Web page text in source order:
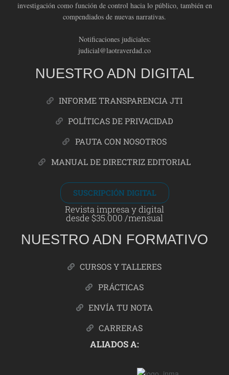
investigación como función de control hacia lo público, también en
compendiados de nuevas narrativas.
Notificaciones judiciales:
judicial@laotraverdad.co
NUESTRO ADN DIGITAL
INFORME TRANSPARENCIA JTI
POLÍTICAS DE PRIVACIDAD
PAUTA CON NOSOTROS
MANUAL DE DIRECTRIZ EDITORIAL
SUSCRIPCIÓN DIGITAL
Revista impresa y digital
desde $35.000 /mensual
NUESTRO ADN FORMATIVO
CURSOS Y TALLERES
PRÁCTICAS
ENVÍA TU NOTA
CARRERAS
ALIADOS A: